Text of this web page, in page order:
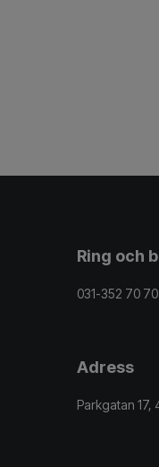
Ring och
031-352 70 70
Adress
Parkgatan 17,